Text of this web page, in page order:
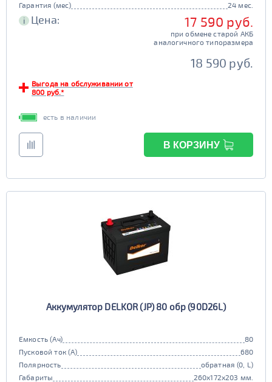
Гарантия (мес)
24 мес.
i Цена: 17 590 руб.
при обмене старой АКБ
аналогичного типоразмера
18 590 руб.
Выгода на обслуживании от
800 руб.*
есть в наличии
В КОРЗИНУ
Аккумулятор DELKOR (JP) 80 обр (90D26L)
Емкость (Ач)
80
Пусковой ток (А)
680
Полярность
обратная (0, L)
Габариты
260x172x203 мм.